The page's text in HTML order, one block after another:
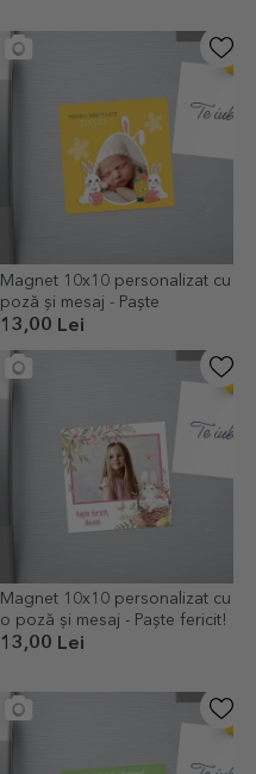
Magnet 10x10 personalizat cu
poză și mesaj - Paște
13,00 Lei
Magnet 10x10 personalizat cu
o poză și mesaj - Paște fericit!
13,00 Lei